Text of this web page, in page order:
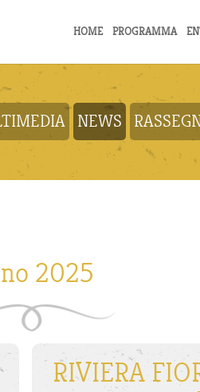
HOME PROGRAMMA
NEWS
2025
RIVIERA